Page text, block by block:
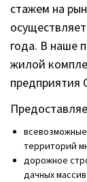
стажем на
года. В наше
жилой
предприятия
территорий
дорожное
дачных